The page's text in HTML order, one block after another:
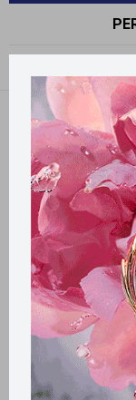
Filtrando por:
Llega
Llega